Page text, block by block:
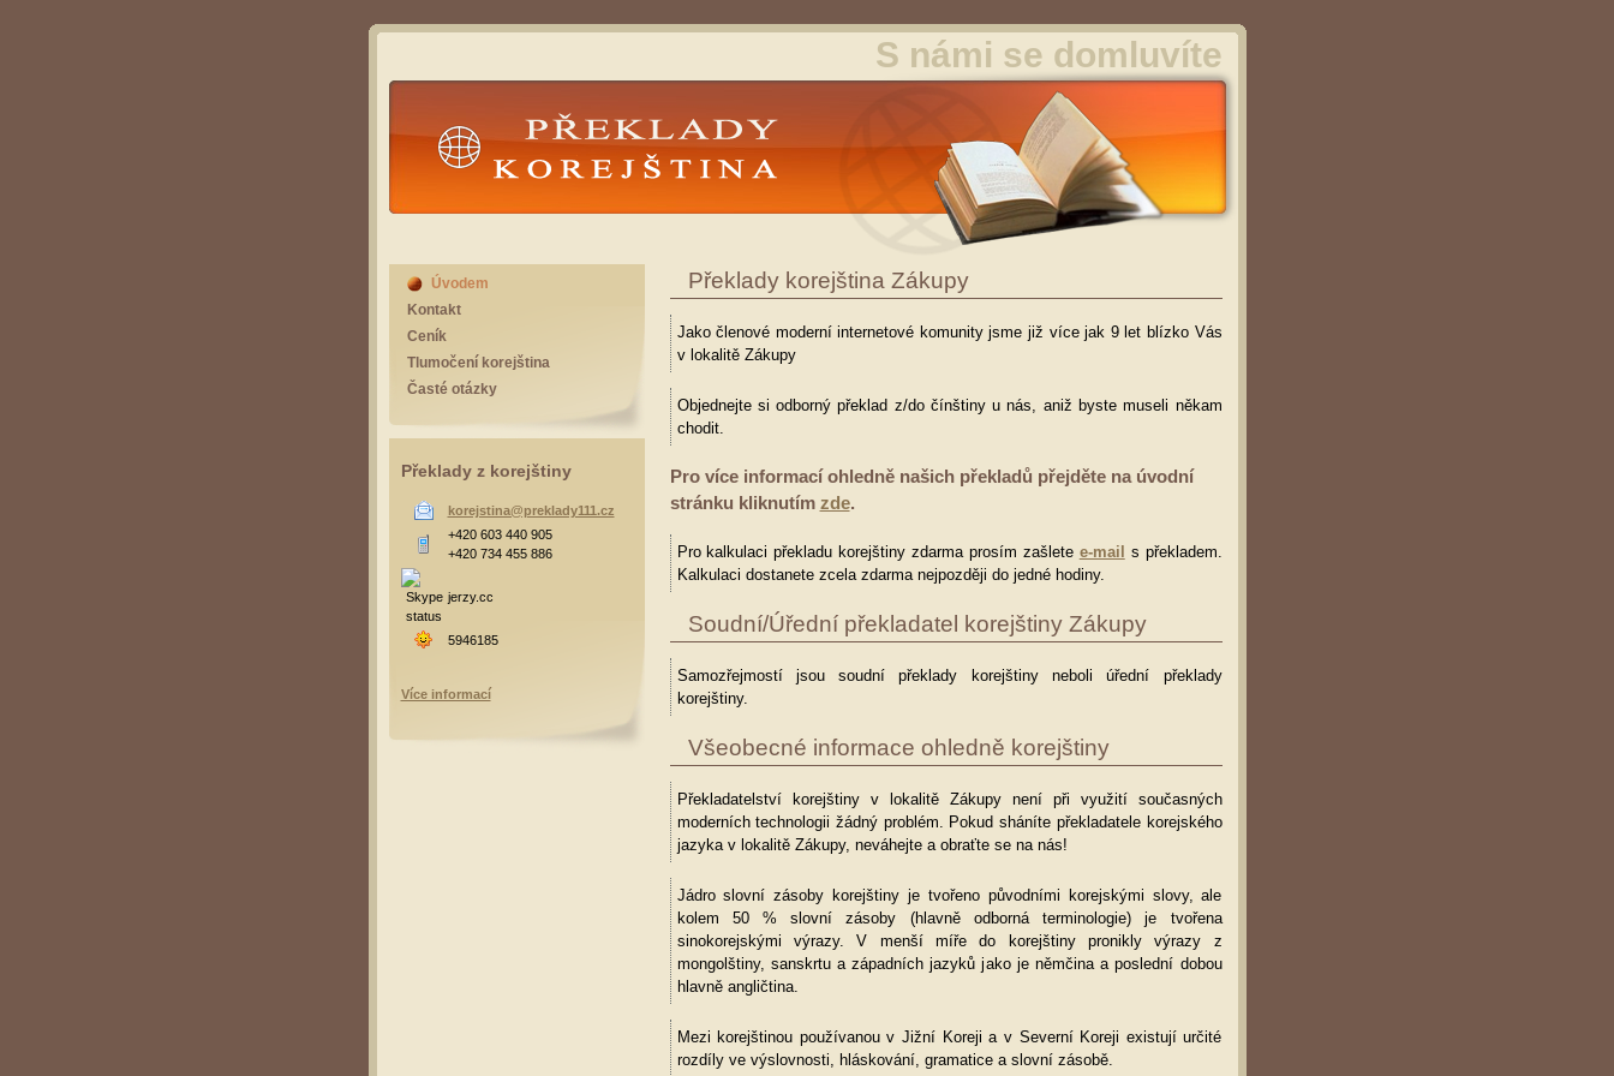
Překlady Korejština
S námi se domluvíte
Překlady korejština Zákupy
Jako členové moderní internetové komunity jsme již více jak 9 let blízko Vás
v lokalitě Zákupy
Objednejte si odborný překlad z/do čínštiny u nás, aniž byste museli někam
chodit.
Pro více informací ohledně našich překladů přejděte na úvodní
stránku kliknutím zde.
Pro kalkulaci překladu korejštiny zdarma prosím zašlete e-mail
s překladem.
Kalkulaci dostanete zcela zdarma nejpozději do jedné hodiny.
Soudní/Úřední překladatel korejštiny Zákupy
Samozřejmostí jsou soudní překlady korejštiny neboli úřední překlady
korejštiny.
Všeobecné informace ohledně korejštiny
Překladatelství korejštiny v lokalitě Zákupy není při využití současných
moderních technologii žádný problém. Pokud sháníte překladatele korejského
jazyka v lokalitě Zákupy, neváhejte a obraťte se na nás!
Jádro slovní zásoby korejštiny je tvořeno původními korejskými slovy, ale
kolem 50 % slovní zásoby (hlavně odborná terminologie) je tvořena
sinokorejskými výrazy. V menší míře do korejštiny pronikly výrazy z
mongolštiny, sanskrtu a západních jazyků jako je němčina a poslední dobou
hlavně angličtina.
Mezi korejštinou používanou v Jižní Koreji a v Severní Koreji existují určité
rozdíly ve výslovnosti, hláskování, gramatice a slovní zásobě.
Úvodem
Kontakt
Ceník
Tlumočení korejština
Časté otázky
Překlady z korejštiny
korejstina@preklady111.cz
+420 603 440 905
+420 734 455 886
jerzy.cc
5946185
Více informací